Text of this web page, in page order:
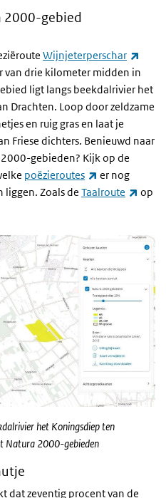
2000-gebied
Wijnjeterperschar
van drie kilometer midden in
ligt langs beekdalrivier het
Drachten. Loop door zeldzame
en ruig gras en laat je
Friese dichters. Benieuwd naar
gebieden? Kijk op de
poëzieroutes (externe link)
er nog
liggen. Zoals de Taalroute
op
het Koningsdiep ten
Natura 2000-gebieden
dat zeventig procent van de